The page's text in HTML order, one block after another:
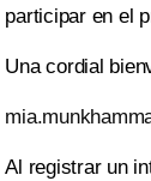
participar en el
Una cordial
Al registrar un